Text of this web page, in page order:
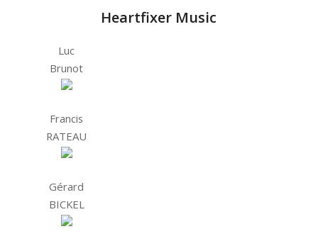
Heartfixer Music
Luc
Brunot
Francis
RATEAU
Gérard
BICKEL